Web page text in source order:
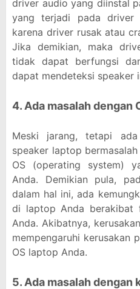
driver audio yang diinstal
yang terjadi pada driver
karena driver rusak atau
Jika demikian, maka
tidak dapat berfungsi
dapat mendeteksi speaker
4. Ada masalah dengan
Meski jarang, tetapi ada
speaker laptop
OS (operating system)
Anda. Demikian pula,
dalam hal ini, ada
di laptop Anda berakibat
Anda. Akibatnya,
mempengaruhi kerusakan
OS laptop Anda.
5. Ada masalah dengan